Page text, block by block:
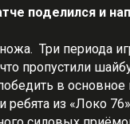
поделился и
Три периода
пропустили
в основное
ребята из «Локо